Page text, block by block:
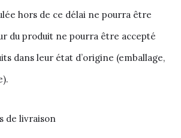
hors de ce délai ne pourra être
du produit ne pourra être accepté
dans leur état d’origine (emballage,
de livraison